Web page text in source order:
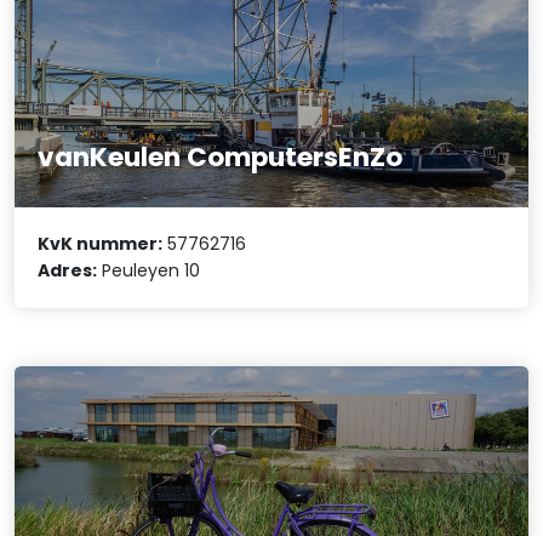
vanKeulen ComputersEnZo
KvK nummer: 57762716
Adres: Peuleyen 10